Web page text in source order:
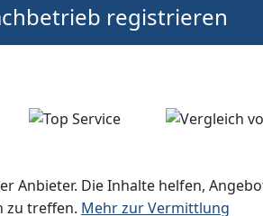
registrieren
Anbieter. Die Inhalte helfen,
zu treffen. Mehr zur Vermittlung